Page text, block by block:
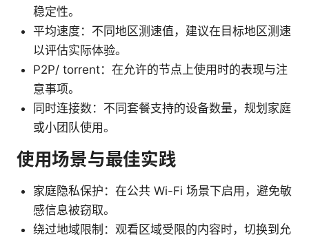
稳定性。
平均速度：不同地区测速值，建议在目标地区测速
以评估实际体验。
P2P/ torrent：在允许的节点上使用时的表现与注
意事项。
同时连接数：不同套餐支持的设备数量，规划家庭
或小团队使用。
使用场景与最佳实践
家庭隐私保护：在公共 Wi-Fi 场景下启用，避免敏
感信息被窃取。
绕过地域限制：观看区域受限的内容时，切换到允